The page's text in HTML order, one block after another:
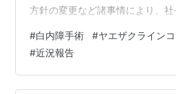
方針の変更など諸事情により、
事を辞めたら行きたいと思ってい
とに。 自営業の頃通っていた近
良い先生だったのですが、私の
#白内障手術 #ヤエザクラインコ
#近況報告